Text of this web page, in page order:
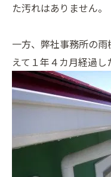
た汚れはありません。
一方、弊社事務所の
えて１年４カ月経過し